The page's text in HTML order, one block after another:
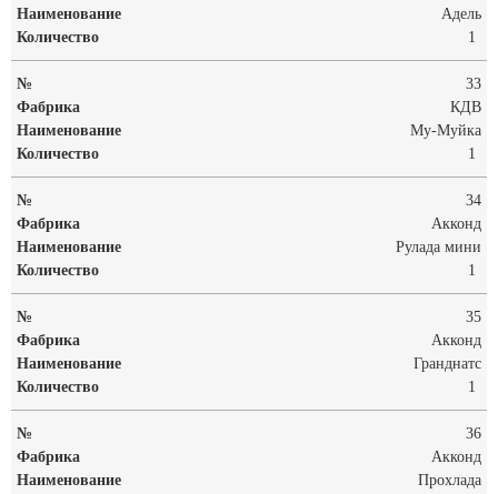
Адель
1
33
КДВ
Му-Муйка
1
34
Акконд
Рулада мини
1
35
Акконд
Гранднатс
1
36
Акконд
Прохлада